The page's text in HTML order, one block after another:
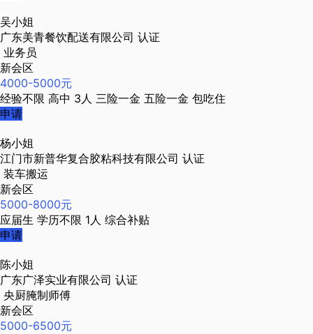
吴小姐
广东美青餐饮配送有限公司 认证
业务员
新会区
4000-5000元
经验不限 高中 3人 三险一金 五险一金 包吃住
申请
杨小姐
江门市新普华复合胶粘科技有限公司 认证
装车搬运
新会区
5000-8000元
应届生 学历不限 1人 综合补贴
申请
陈小姐
广东广泽实业有限公司 认证
央厨腌制师傅
新会区
5000-6500元